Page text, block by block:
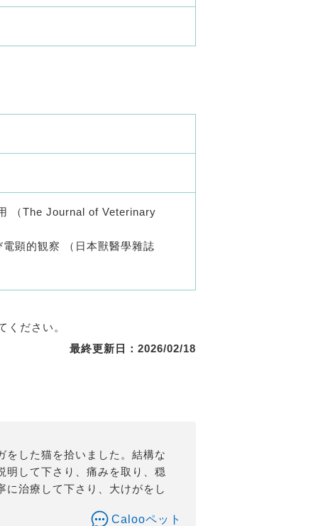
（The Journal of Veterinary
電顕的観察 （日本獸醫學雜誌
ださい。
最終更新日：2026/02/18
をした猫を拾いました。結構な
明して下さり、痛みを取り、穏
治療して下さり、大けがをし
Calooペット